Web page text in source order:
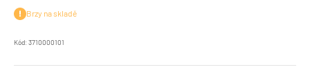
Brzy na skladě
Kód: 3710000101